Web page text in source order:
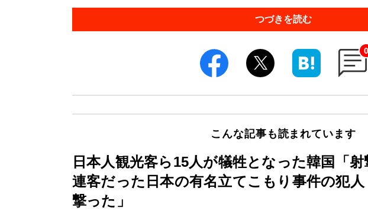
つづきを読む
0
こんな記事も読まれています
日本人観光客ら15人が犠牲となった韓国「
連客だった日本の有名立てこもり事件の犯
撃った」